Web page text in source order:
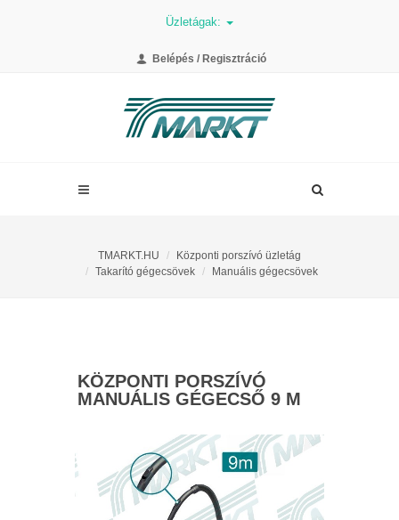
Üzletágak:
Belépés / Regisztráció
TMARKT.HU
Központi porszívó üzletág
Takarító gégecsövek
Manuális gégecsövek
KÖZPONTI PORSZÍVÓ
MANUÁLIS GÉGECSŐ 9 M